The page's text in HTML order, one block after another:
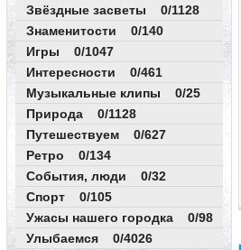
Звёздные засветы 0/1128
Знаменитости 0/140
Игры 0/1047
Интересности 0/461
Музыкальные клипы 0/25
Природа 0/1128
Путешествуем 0/627
Ретро 0/134
События, люди 0/32
Спорт 0/105
Ужасы нашего городка 0/98
Улыбаемся 0/4026